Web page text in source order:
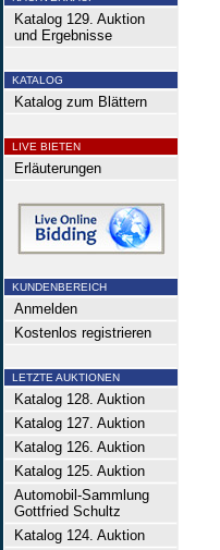
Katalog 129. Auktion
und Ergebnisse
KATALOG
Katalog zum Blättern
LIVE BIETEN
Erläuterungen
KUNDENBEREICH
Anmelden
Kostenlos registrieren
LETZTE AUKTIONEN
Katalog 128. Auktion
Katalog 127. Auktion
Katalog 126. Auktion
Katalog 125. Auktion
Automobil-Sammlung
Gottfried Schultz
Katalog 124. Auktion